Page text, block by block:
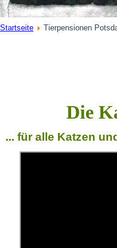
Startseite Tierpensionen
Die
... für alle Katzen